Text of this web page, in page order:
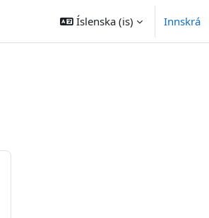
Íslenska ‎(is)‎ Innskrá